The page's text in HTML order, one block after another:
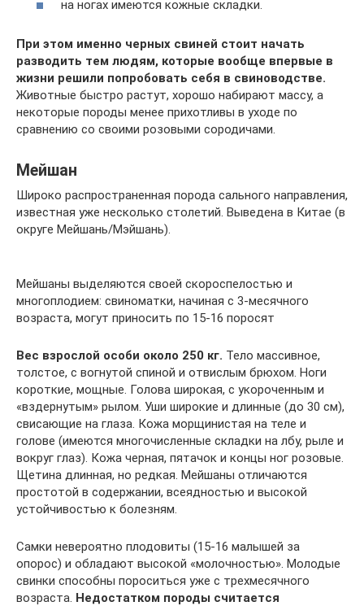
на ногах имеются кожные складки.
При этом именно черных свиней стоит начать
разводить тем людям, которые вообще впервые в
жизни решили попробовать себя в свиноводстве.
Животные быстро растут, хорошо набирают массу, а
некоторые породы менее прихотливы в уходе по
сравнению со своими розовыми сородичами.
Мейшан
Широко распространенная порода сального направления,
известная уже несколько столетий. Выведена в Китае (в
округе Мейшань/Мэйшань).
Мейшаны выделяются своей скороспелостью и
многоплодием: свиноматки, начиная с 3-месячного
возраста, могут приносить по 15-16 поросят
Вес взрослой особи около 250 кг. Тело массивное,
толстое, с вогнутой спиной и отвислым брюхом. Ноги
короткие, мощные. Голова широкая, с укороченным и
«вздернутым» рылом. Уши широкие и длинные (до 30 см),
свисающие на глаза. Кожа морщинистая на теле и
голове (имеются многочисленные складки на лбу, рыле и
вокруг глаз). Кожа черная, пятачок и концы ног розовые.
Щетина длинная, но редкая. Мейшаны отличаются
простотой в содержании, всеядностью и высокой
устойчивостью к болезням.
Самки невероятно плодовиты (15-16 малышей за
опорос) и обладают высокой «молочностью». Молодые
свинки способны пороситься уже с трехмесячного
возраста. Недостатком породы считается